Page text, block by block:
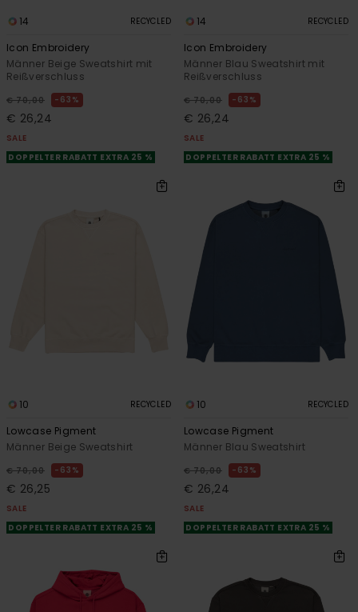
14 RECYCLED
Icon Embroidery
Männer Beige Sweatshirt mit
Reißverschluss
€ 70,00 63%
€ 26,24
SALE
DOPPELTER RABATT EXTRA 25 %
14 RECYCLED
Icon Embroidery
Männer Blau Sweatshirt mit
Reißverschluss
€ 70,00 63%
€ 26,24
SALE
DOPPELTER RABATT EXTRA 25 %
10 RECYCLED
Lowcase Pigment
Männer Beige Sweatshirt
€ 70,00 63%
€ 26,25
SALE
DOPPELTER RABATT EXTRA 25 %
10 RECYCLED
Lowcase Pigment
Männer Blau Sweatshirt
€ 70,00 63%
€ 26,24
SALE
DOPPELTER RABATT EXTRA 25 %